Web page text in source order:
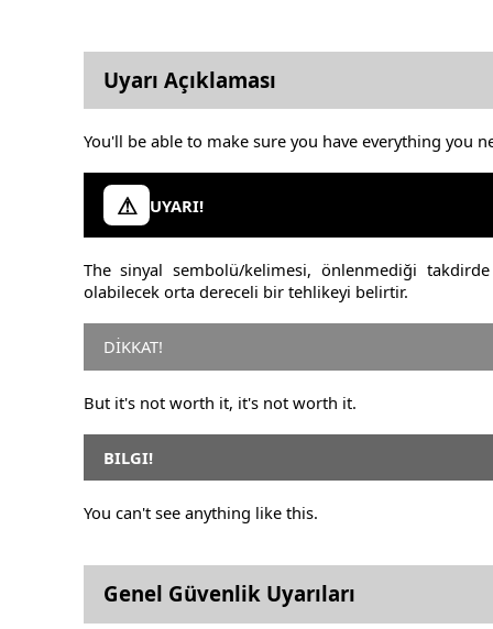
Uyarı Açıklaması
You'll be able to make sure you have everything you
UYARI!
The sinyal sembolü/kelimesi, önlenmediği
olabilecek orta dereceli bir tehlikeyi belirtir.
DİKKAT!
But it's not worth it, it's not worth it.
BILGI!
You can't see anything like this.
Genel Güvenlik Uyarıları